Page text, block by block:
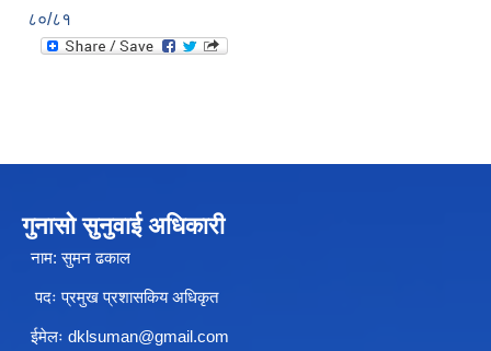
८०/८१
गुनासो सुनुवाई अधिकारी
नाम: सुमन ढकाल
पदः प्रमुख प्रशासकिय अधिकृत
ईमेलः dklsuman@gmail.com